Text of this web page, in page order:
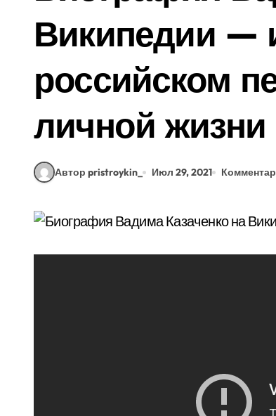
Википедии —
российском
личной
Автор pristroykin_ Июл 29, 2021